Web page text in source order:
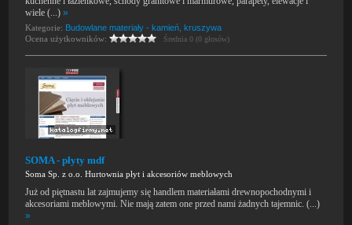
wiele (...)»
Kategorie: Budowlane materiały - kamień, kruszywa
Ocena użytkowników:
Średnia 0 (0 głosów)
SOMA - płyty mdf
Soma Sp. z o.o. Hurtownia płyt i akcesoriów meblowych
Już od piętnastu lat zajmujemy się handlem materiałami drewnopochodnymi i
akcesoriami meblowymi. Nie mają zatem one przed nami żadnych tajemnic. (...)
»